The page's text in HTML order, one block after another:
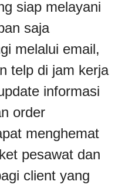
siap melayani
saja
melalui email,
telp di jam kerja
informasi
order
menghemat
pesawat dan
client yang